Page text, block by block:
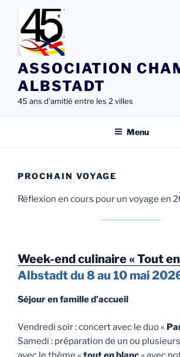
Aller
contenu
principal
ASSOCIATION
ALBSTADT
45 ans d'amitié entre les 2 villes
Menu
PROCHAIN VOYAGE
Réflexion en cours pour un voyage en
Week-end culinaire « Tout
Albstadt du 8 au 10 mai
Séjour en famille d’accueil
Vendredi soir : concert avec le duo «
Samedi : préparation de un ou